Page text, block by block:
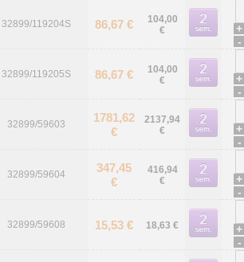
32899/119204S 86,67 €
104,00
€
+
-
32899/119205S 86,67 €
104,00
€
+
-
32899/59603
1781,62
€
2137,94
€
+
-
32899/59604
347,45
€
416,94
€
+
-
32899/59608 15,53 € 18,63 €
+
-